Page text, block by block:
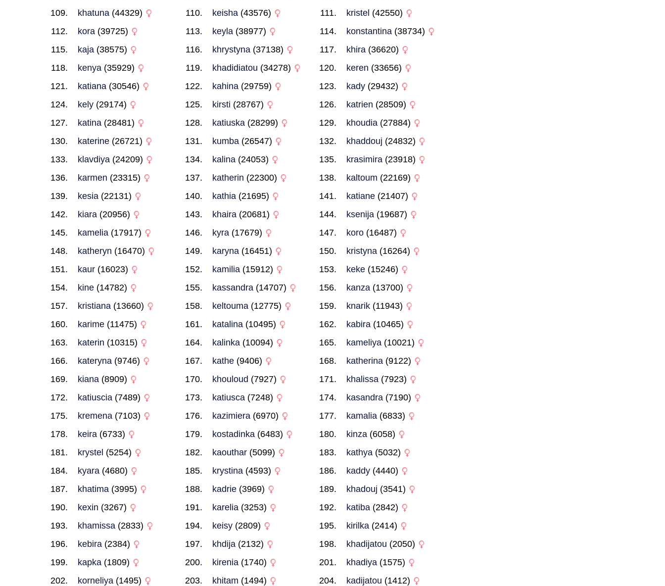
khatuna (44329) keisha(43576) kristel (42550)
kora (39725) keyla(38977) konstantina (38734)
kaja (38575) khrystyna(37138) khira (36620)
kenya (35929) khadidiatou (34278) keren (33656)
katiana (30546) kahina(29759) kady (29432)
kely (29174) kirsti (28767) katrien (28509)
katina (28481) katiuska(28299) khoudia (27884)
katerine (26721) kumba(26547) khaddouj (24832)
klavdiya (24209) kalina(24053) krasimira (23918)
karmen (23315) katherin (22300) kaltoum (22169)
kesia (22131) kathia(21695) katiane (21407)
kiara (20956) khaira(20681) ksenija (19687)
kamelia (17917) kyra(17679) koro (16487)
katheryn (16470) karyna(16451) kristyna (16264)
kaur (16023) kamilia(15912) keke (15246)
kine (14782) kassandra(14707) kanza (13700)
kristiana (13660) keltouma(12775) knarik (11943)
karime (11475) katalina(10495) kabira (10465)
katerin (10315) kalinka(10094) kameliya (10021)
kateryna (9746) kathe(9406) katherina (9122)
kiana (8909) khouloud (7927) khalissa (7923)
katiuscia (7489) katiusca(7248) kasandra (7190)
kremena (7103) kazimiera(6970) kamalia (6833)
keira (6733) kostadinka(6483) kinza (6058)
krystel (5254) kaouthar(5099) kathya (5032)
kyara (4680) krystina(4593) kaddy (4440)
khatima (3995) kadrie(3969) khadouj (3541)
kexin (3267) karelia(3253) katiba (2842)
khamissa (2833) keisy(2809) kirilka (2414)
kebira (2384) khdija(2132) khadijatou (2050)
kapka (1809) kirenia(1740) khadiya (1575)
korneliya (1495) khitam (1494) kadijatou (1412)